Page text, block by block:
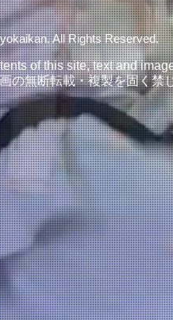
All Rights Reserved.
of this site, text and
の無断転載・複製を固く禁